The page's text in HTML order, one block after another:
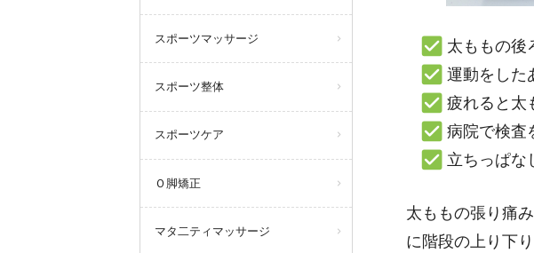
太ももの後
運動をした
疲れると太
病院で検査
立ちっぱな
太ももの張り痛
に階段の上り下
スポーツマッサージ
スポーツ整体
スポーツケア
Ｏ脚矯正
マタ二ティマッサージ